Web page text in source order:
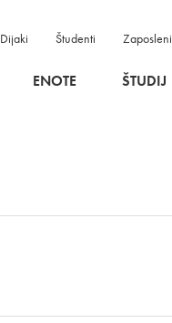
Dijaki Študenti Zaposleni
ENOTE ŠTUDIJ